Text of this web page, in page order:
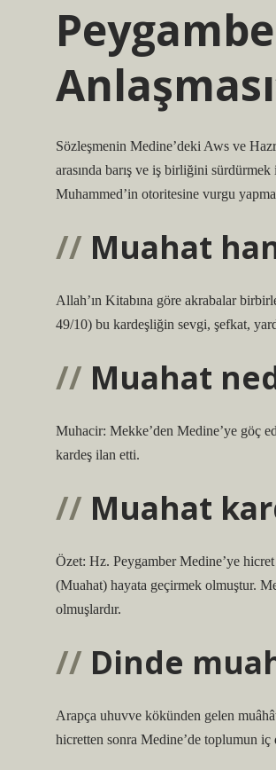
Sözleşmenin Medine’deki Aws ve
arasında barış ve iş birliğini
Muhammed’in otoritesine vurgu
Muahat
Allah’ın Kitabına göre akrabalar
49/10) bu kardeşliğin sevgi, şefkat,
Muahat
Muhacir: Mekke’den Medine’ye göç
kardeş ilan etti.
Muahat
Özet: Hz. Peygamber Medine’ye
(Muahat) hayata geçirmek olmuştur.
olmuşlardır.
Dinde
Arapça uhuvve kökünden gelen
hicretten sonra Medine’de toplumun